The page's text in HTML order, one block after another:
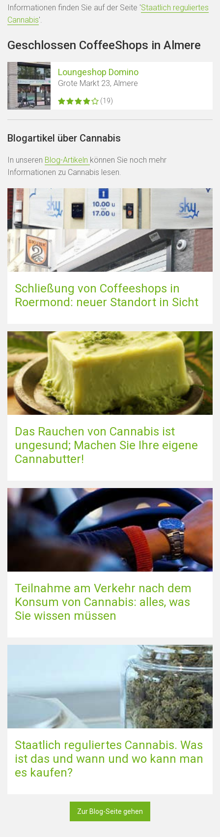
Karte anzeigen
Informationen finden Sie auf der Seite 'Staatlich reguliertes
Cannabis'.
Geschlossen CoffeeShops in Almere
Loungeshop Domino
Grote Markt 23, Almere
(19)
Blogartikel über Cannabis
In unseren Blog-Artikeln können Sie noch mehr
Informationen zu Cannabis lesen.
Schließung von Coffeeshops in
Roermond: neuer Standort in Sicht
Das Rauchen von Cannabis ist
ungesund; Machen Sie Ihre eigene
Cannabutter!
Teilnahme am Verkehr nach dem
Konsum von Cannabis: alles, was
Sie wissen müssen
Staatlich reguliertes Cannabis. Was
ist das und wann und wo kann man
es kaufen?
Zur Blog-Seite gehen